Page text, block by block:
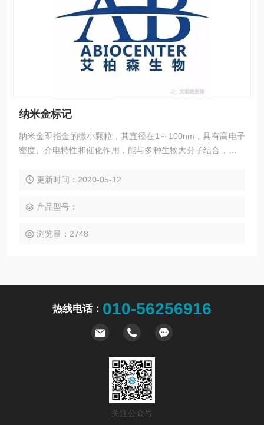
纳米金标记
纳米金即指金的微小颗粒，其直径在1～100nm，具有高电子
密度、介电特性和催化作用，能与多种生物大分子结合，且不
更新时间：2020-05-12
产品型号：
浏览量：2748
热线电话： 010-56256916
关注公众号